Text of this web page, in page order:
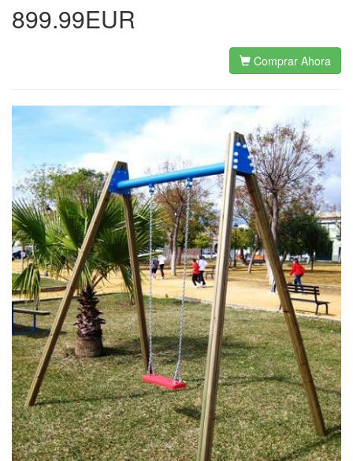
899.99EUR
Comprar Ahora